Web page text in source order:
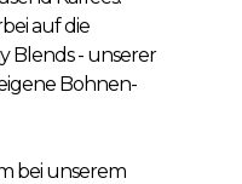
auf die
Blends - unserer
Bohnen-
bei unserem